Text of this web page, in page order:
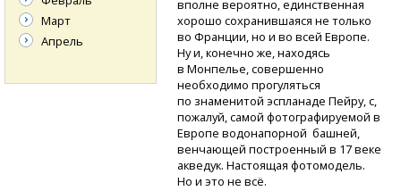
вполне вероятно, единственная
хорошо сохранившаяся не только
во Франции, но и во всей Европе.
Ну и, конечно же, находясь
в Монпелье, совершенно
необходимо прогуляться
по знаменитой эспланаде Пейру, с,
пожалуй, самой фотографируемой в
Европе водонапорной башней,
венчающей построенный в 17 веке
акведук. Настоящая фотомодель.
Но и это не всё.
Март
Апрель